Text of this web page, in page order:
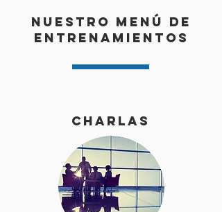
nuestro menú de
entrenamientos
charlas